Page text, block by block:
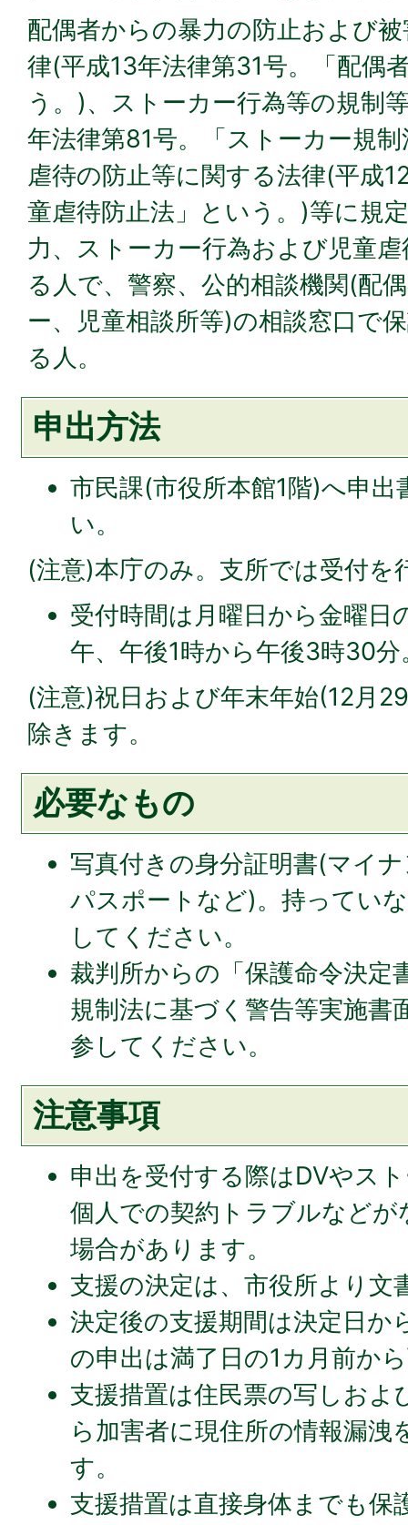
配偶者からの暴⼒の防⽌および
律(平成13年法律第31号。「配偶
う。)、ストーカー⾏為等の規制
年法律第81号。「ストーカー規
虐待の防⽌等に関する法律(平成
童虐待防⽌法」という。)等に規
⼒、ストーカー⾏為および児童
る人で、警察、公的相談機関(配
ー、児童相談所等)の相談窓⼝で
る⼈。
申出⽅法
市民課(市役所本館1階)へ申
い。
(注意)本庁のみ。支所では受付を
受付時間は月曜日から金曜日
午、午後1時から午後3時30分
(注意)祝日および年末年始(12月
除きます。
必要なもの
写真付きの⾝分証明書(マイナ
パスポートなど)。持ってい
してください。
裁判所からの「保護命令決定
規制法に基づく警告等実施書
参してください。
注意事項
申出を受付する際はDVやス
個⼈での契約トラブルなど
場合があります。
⽀援の決定は、市役所より⽂
決定後の⽀援期間は決定⽇か
の申出は満了⽇の1カ⽉前か
⽀援措置は住⺠票の写しおよ
ら加害者に現住所の情報漏洩
す。
⽀援措置は直接⾝体までも